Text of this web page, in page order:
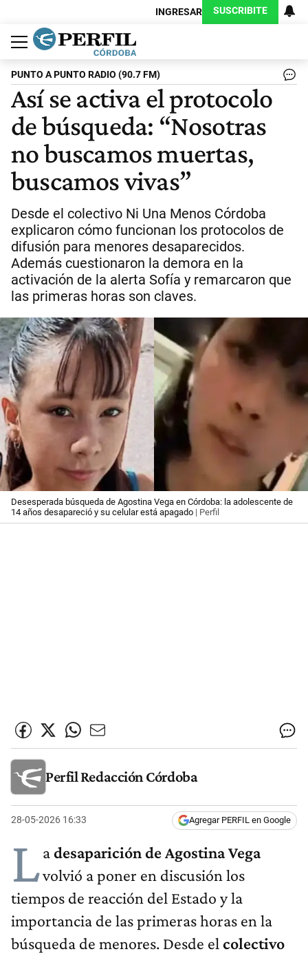
INGRESAR SUSCRIBITE
Política
Economía
Judiciales
Sociedad
Cultura
Espectáculos
Deportes
Protagonistas
PUNTO A PUNTO RADIO (90.7 FM)
Así se activa el protocolo
de búsqueda: “Nosotras
no buscamos muertas,
buscamos vivas”
Desde el colectivo Ni Una Menos Córdoba
explicaron cómo funcionan los protocolos de
difusión para menores desaparecidos.
Además cuestionaron la demora en la
activación de la alerta Sofía y remarcaron que
las primeras horas son claves.
Desesperada búsqueda de Agostina Vega en Córdoba: la adolescente de
14 años desapareció y su celular está apagado | Perfil
Perfil Redacción Córdoba
28-05-2026 16:33 Agregar PERFIL en Google
Ladesaparición de Agostina Vega
volvió a poner en discusión los
tiempos de reacción del Estado y la
importancia de las primeras horas en la
búsqueda de menores. Desde el colectivo